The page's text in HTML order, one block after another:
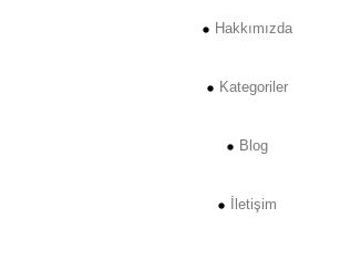
Hakkımızda
Kategoriler
Blog
İletişim